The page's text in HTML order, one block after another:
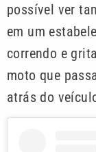
possível ver
em um
correndo e
moto que
atrás do